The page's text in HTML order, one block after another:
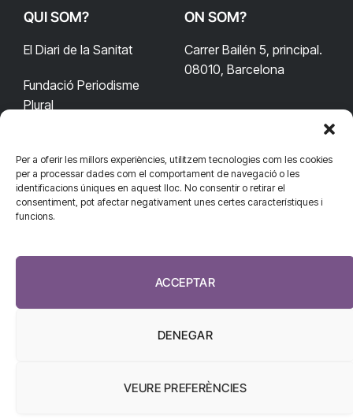
Per a oferir les millors experiències, utilitzem tecnologies com les cookies
per a processar dades com el comportament de navegació o les
identificacions úniques en aquest lloc. No consentir o retirar el
consentiment, pot afectar negativament unes certes característiques i
funcions.
ACCEPTAR
DENEGAR
VEURE PREFERÈNCIES
QUI SOM?
El Diari de la Sanitat
Fundació Periodisme
Plural
ON SOM?
Carrer Bailén 5, principal.
08010, Barcelona
CONTACTA'NS
redaccio@diarisanitat.cat
932 311 247
CONNECTA